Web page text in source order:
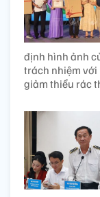
định hình ảnh
trách nhiệm với
giảm thiểu rác